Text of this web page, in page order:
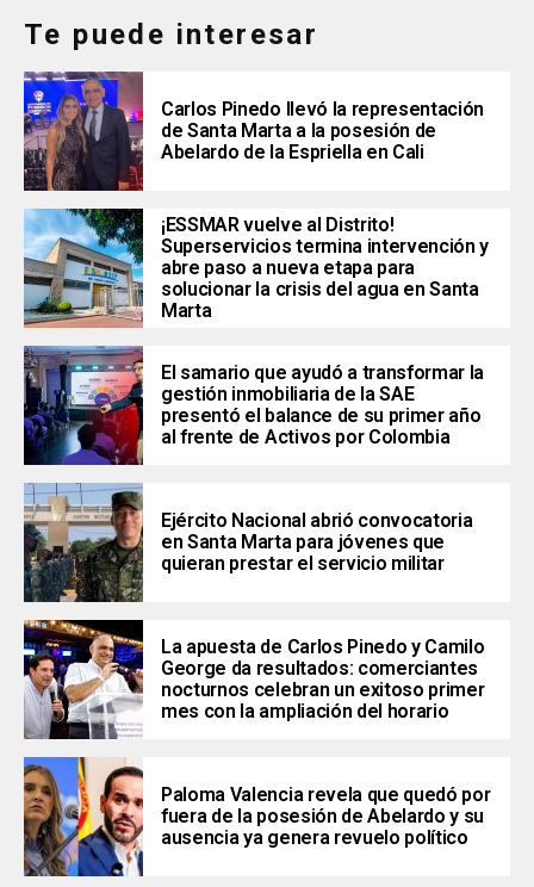
Te puede interesar
Carlos Pinedo llevó la representación
de Santa Marta a la posesión de
Abelardo de la Espriella en Cali
¡ESSMAR vuelve al Distrito!
Superservicios termina intervención y
abre paso a nueva etapa para
solucionar la crisis del agua en Santa
Marta
El samario que ayudó a transformar la
gestión inmobiliaria de la SAE
presentó el balance de su primer año
al frente de Activos por Colombia
Ejército Nacional abrió convocatoria
en Santa Marta para jóvenes que
quieran prestar el servicio militar
La apuesta de Carlos Pinedo y Camilo
George da resultados: comerciantes
nocturnos celebran un exitoso primer
mes con la ampliación del horario
Paloma Valencia revela que quedó por
fuera de la posesión de Abelardo y su
ausencia ya genera revuelo político